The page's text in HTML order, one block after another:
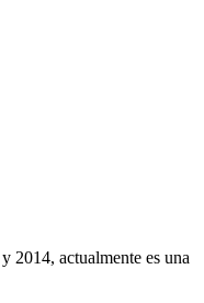
​​2014​​, actualmente es una